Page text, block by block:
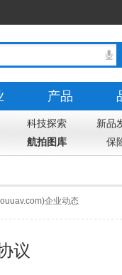
产品
科技探索 新品
航拍图库 保
企业动态
议